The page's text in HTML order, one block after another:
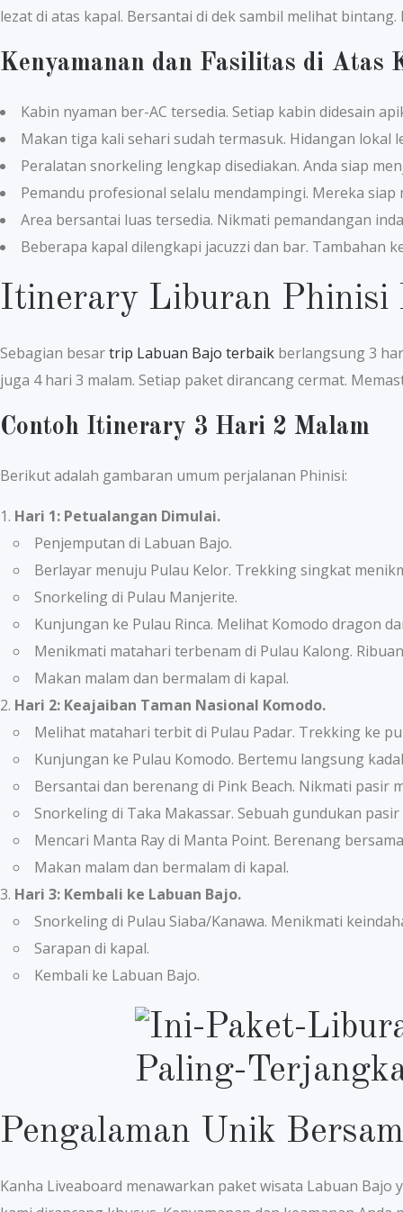
lezat di atas kapal. Bersantai di dek sambil melihat
Kenyamanan dan Fasilitas di Atas
Kabin nyaman ber-AC tersedia. Setiap kabin didesain
Makan tiga kali sehari sudah termasuk. Hidangan lokal
Peralatan snorkeling lengkap disediakan. Anda siap
Pemandu profesional selalu mendampingi. Mereka siap
Area bersantai luas tersedia. Nikmati pemandangan
Beberapa kapal dilengkapi jacuzzi dan bar. Tambahan
Itinerary Liburan Phinisi
Sebagian besartrip Labuan Bajo terbaik berlangsung 3
juga 4 hari 3 malam. Setiap paket dirancang cermat.
Contoh Itinerary 3 Hari 2 Malam
Berikut adalah gambaran umum perjalanan Phinisi:
Hari 1: Petualangan Dimulai.
Penjemputan di Labuan Bajo.
Berlayar menuju Pulau Kelor. Trekking singkat
Snorkeling di Pulau Manjerite.
Kunjungan ke Pulau Rinca. Melihat Komodo dragon
Menikmati matahari terbenam di Pulau Kalong.
Makan malam dan bermalam di kapal.
Hari 2: Keajaiban Taman Nasional Komodo.
Melihat matahari terbit di Pulau Padar. Trekking ke
Kunjungan ke Pulau Komodo. Bertemu langsung
Bersantai dan berenang di Pink Beach. Nikmati pasir
Snorkeling di Taka Makassar. Sebuah gundukan
Mencari Manta Ray di Manta Point. Berenang
Makan malam dan bermalam di kapal.
Hari 3: Kembali ke Labuan Bajo.
Snorkeling di Pulau Siaba/Kanawa. Menikmati
Sarapan di kapal.
Kembali ke Labuan Bajo.
Pengalaman Unik
Kanha Liveaboard menawarkan paket wisata Labuan